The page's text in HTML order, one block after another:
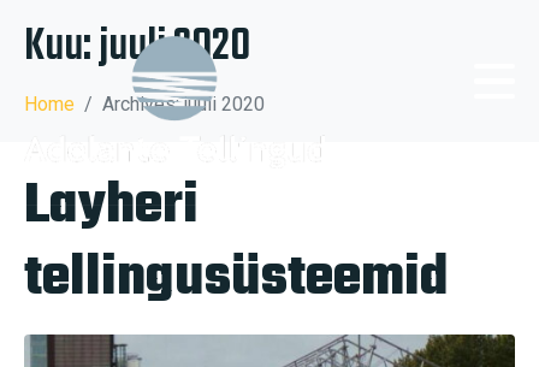
Kuu:juuli 2020
Home Archives: juuli 2020
Layheri
tellingusüsteemid